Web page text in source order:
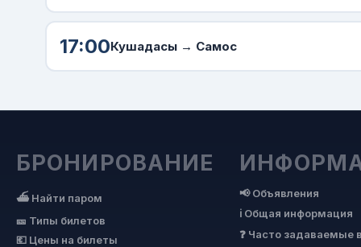
17:00Кушадасы → Самос
БРОНИРОВАНИЕ
⛴ Найти паром
🎫 Типы билетов
💶 Цены на билеты
📢 Объявления
ℹ Общая информация
❓ Часто задаваемые